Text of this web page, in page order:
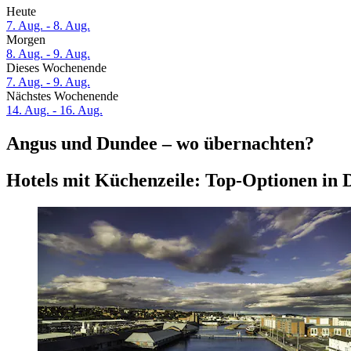
Heute
7. Aug. - 8. Aug.
Morgen
8. Aug. - 9. Aug.
Dieses Wochenende
7. Aug. - 9. Aug.
Nächstes Wochenende
14. Aug. - 16. Aug.
Angus und Dundee – wo übernachten?
Hotels mit Küchenzeile: Top-Optionen in